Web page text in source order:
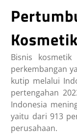
Bisnis
perkembangan
kutip melalui
pertengahan
Indonesia
yaitu dari 913
perusahaan.